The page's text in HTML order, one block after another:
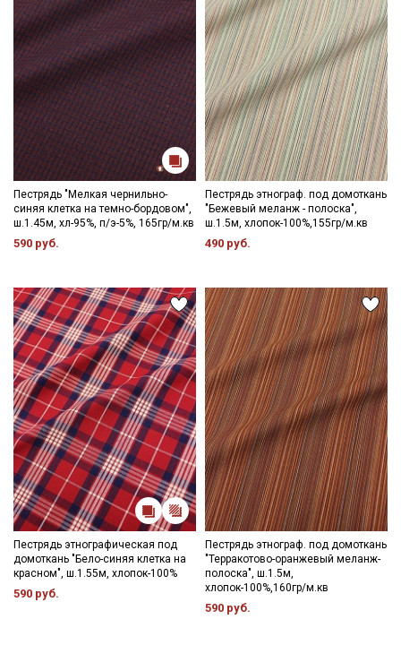
Пестрядь "Мелкая чернильно-
синяя клетка на темно-бордовом",
ш.1.45м, хл-95%, п/э-5%, 165гр/м.кв
590 руб.
Пестрядь этнограф. под домоткань
"Бежевый меланж - полоска",
ш.1.5м, хлопок-100%,155гр/м.кв
490 руб.
Пестрядь этнографическая под
домоткань "Бело-синяя клетка на
красном", ш.1.55м, хлопок-100%
590 руб.
Пестрядь этнограф. под домоткань
"Терракотово-оранжевый меланж-
полоска", ш.1.5м,
хлопок-100%,160гр/м.кв
590 руб.